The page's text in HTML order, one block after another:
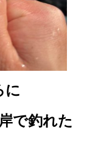
に
で釣れた